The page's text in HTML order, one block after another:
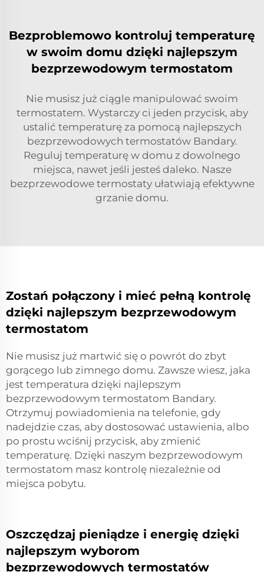
Bezproblemowo kontroluj temperaturę
w swoim domu dzięki najlepszym
bezprzewodowym termostatom
Nie musisz już ciągle manipulować swoim
termostatem. Wystarczy ci jeden przycisk, aby
ustalić temperaturę za pomocą najlepszych
bezprzewodowych termostatów Bandary.
Reguluj temperaturę w domu z dowolnego
miejsca, nawet jeśli jesteś daleko. Nasze
bezprzewodowe termostaty ułatwiają efektywne
grzanie domu.
Zostań połączony i mieć pełną kontrolę
dzięki najlepszym bezprzewodowym
termostatom
Nie musisz już martwić się o powrót do zbyt
gorącego lub zimnego domu. Zawsze wiesz, jaka
jest temperatura dzięki najlepszym
bezprzewodowym termostatom Bandary.
Otrzymuj powiadomienia na telefonie, gdy
nadejdzie czas, aby dostosować ustawienia, albo
po prostu wciśnij przycisk, aby zmienić
temperaturę. Dzięki naszym bezprzewodowym
termostatom masz kontrolę niezależnie od
miejsca pobytu.
Oszczędzaj pieniądze i energię dzięki
najlepszym wyborom
bezprzewodowych termostatów